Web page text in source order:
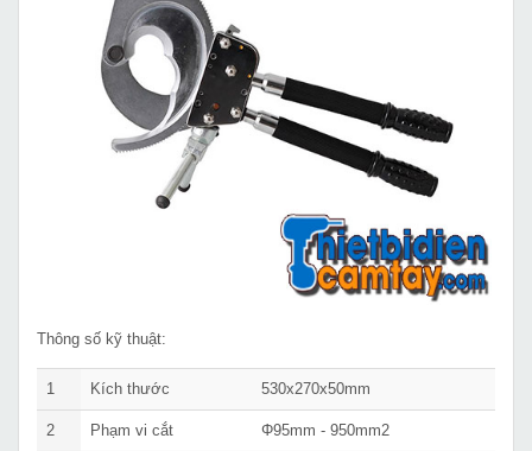
Thông số kỹ thuật:
1 Kích thước 530x270x50mm
2 Phạm vi cắt Φ95mm - 950mm2